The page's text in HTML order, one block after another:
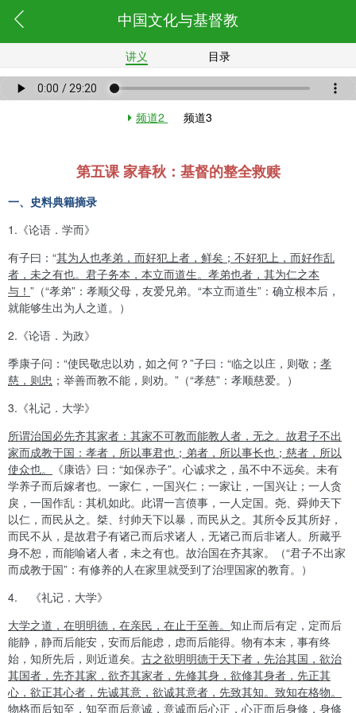
中国文化与基督教
讲义 目录
频道2 频道3
第五课 家春秋：基督的整全救赎
一、史料典籍摘录
1. 《论语．学而》
有子曰： “其为人也孝弟，而好犯上者，鲜矣；不好犯上，而好作乱
者，未之有也。君子务本，本立而道生。孝弟也者，其为仁之本
与！ ” （“孝弟” ：孝顺父母，友爱兄弟。 “本立而道生” ：确立根本后，
就能够生出为人之道。）
2. 《论语．为政》
季康子问： “使民敬忠以劝，如之何？”子曰： “临之以庄，则敬； 孝
慈，则忠 ；举善而教不能，则劝。 ” （“孝慈” ：孝顺慈爱。）
3. 《礼记．大学》
所谓治国必先齐其家者：其家不可教而能教人者，无之。故君子不出
家而成教于国：孝者，所以事君也；弟者，所以事长也；慈者，所以
使众也。
《康诰》曰： “如保赤子”。心诚求之，虽不中不远矣。未有
学养子而后嫁者也。一家仁，一国兴仁；一家让，一国兴让；一人贪
戾，一国作乱：其机如此。此谓一言偾事，一人定国。尧、舜帅天下
以仁，而民从之。桀、纣帅天下以暴，而民从之。其所令反其所好，
而民不从，是故君子有诸己而后求诸人，无诸己而后非诸人。所藏乎
身不恕，而能喻诸人者，未之有也。故治国在齐其家。（“君子不出家
而成教于国” ：有修养的人在家里就受到了治理国家的教育。）
4.
《礼记．大学》
大学之道，在明明德，在亲民，在止于至善。 知止而后有定，定而后
能静，静而后能安，安而后能虑，虑而后能得。物有本末，事有终
始，知所先后，则近道矣。 古之欲明明德于天下者，先治其国，欲治
其国者，先齐其家，欲齐其家者，先修其身，欲修其身者，先正其
心，欲正其心者，先诚其意，欲诚其意者，先致其知。致知在格物。
物格而后知至，知至而后意诚，意诚而后心正，心正而后身修，身修